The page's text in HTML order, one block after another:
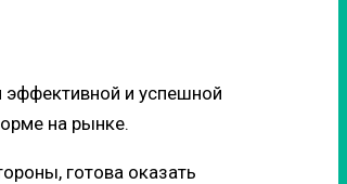
и успешной
на рынке.
готова оказать